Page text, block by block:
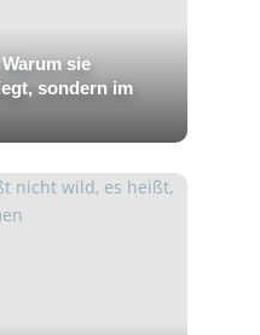
sie
sondern im